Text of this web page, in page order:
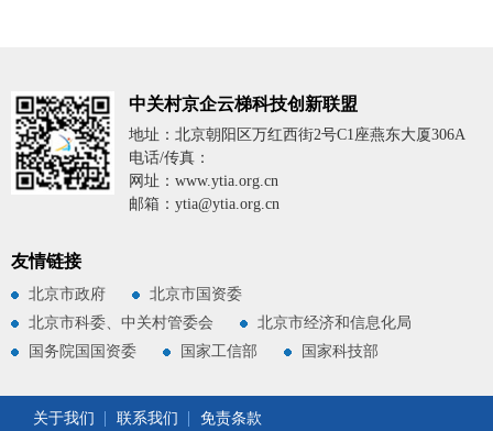
中关村京企云梯科技创新联盟
地址：北京朝阳区万红西街2号C1座燕东大厦306A
电话/传真：
网址：www.ytia.org.cn
邮箱：ytia@ytia.org.cn
友情链接
北京市政府
北京市国资委
北京市科委、中关村管委会
北京市经济和信息化局
国务院国国资委
国家工信部 国家科技部
关于我们 联系我们 免责条款